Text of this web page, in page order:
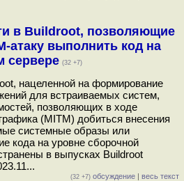
в Buildroot, позволяющие
атаку выполнить код на
сервере (32 +7)
нацеленной на формирование
для встраиваемых систем,
позволяющих в ходе
(MITM) добиться внесения
системные образы или
кода на уровне сборочной
в выпусках Buildroot
(32 +7) обсуждение | весь текст